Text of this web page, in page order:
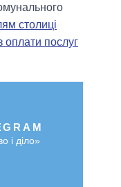
столиці
оплати послуг
і діло»